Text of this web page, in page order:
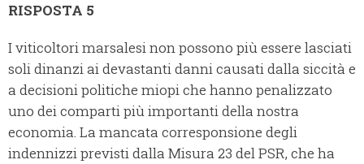
RISPOSTA 5
I viticoltori marsalesi non possono più essere lasciati
soli dinanzi ai devastanti danni causati dalla siccità e
a decisioni politiche miopi che hanno penalizzato
uno dei comparti più importanti della nostra
economia. La mancata corresponsione degli
indennizzi previsti dalla Misura 23 del PSR, che ha